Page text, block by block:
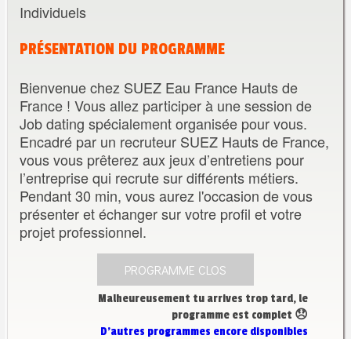
Individuels
PRÉSENTATION DU PROGRAMME
Bienvenue chez SUEZ Eau France Hauts de
France ! Vous allez participer à une session de
Job dating spécialement organisée pour vous.
Encadré par un recruteur SUEZ Hauts de France,
vous vous prêterez aux jeux d’entretiens pour
l’entreprise qui recrute sur différents métiers.
Pendant 30 min, vous aurez l'occasion de vous
présenter et échanger sur votre profil et votre
projet professionnel.
PROGRAMME CLOS
Malheureusement tu arrives trop tard, le
programme est complet 😞
D’autres programmes encore disponibles